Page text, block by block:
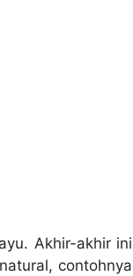
Akhir-akhir ini
contohnya